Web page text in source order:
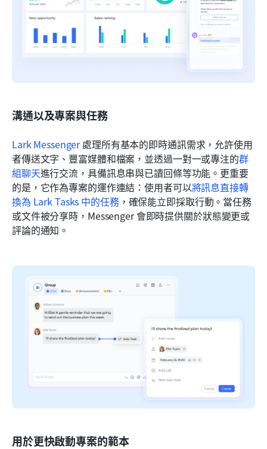
溝通以及專案與任務
Lark Messenger 處理所有基本的即時通訊需求，允許使用
者傳送文字、豐富媒體和檔案，並透過一對一或專注的群
組聊天進行交流，具備訊息串與已讀回條等功能。更重要
的是，它作為專案的運作連結：使用者可以將訊息直接轉
換為 Lark Tasks 中的任務，確保能立即採取行動。當任務
或文件被分享時，Messenger 會即時提供關於狀態變更或
評論的通知。
用於更快啟動專案的範本